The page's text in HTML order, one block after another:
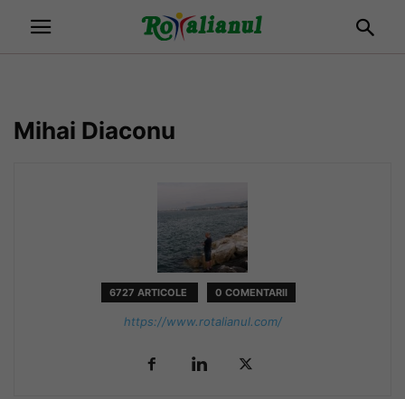
Mihai Diaconu
6727 ARTICOLE 0 COMENTARII
https://www.rotalianul.com/